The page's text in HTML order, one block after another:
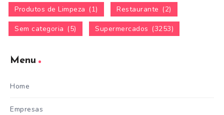
Produtos de Limpeza (1) Restaurante (2)
Sem categoria (5) Supermercados (3253)
Menu
Home
Empresas